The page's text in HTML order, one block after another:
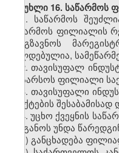
მუხლი 16. საწარმოს
1. საწარმოს
საწარმოს ფილიალის
გაუგზავნოს
ვალდებულია,
2. თავისუფალ
დააარსოს ფილიალი
3. თავისუფალი
პუნქტების
4. უცხო ქვეყნის
ორგანოს უნდა
ა) განცხადება